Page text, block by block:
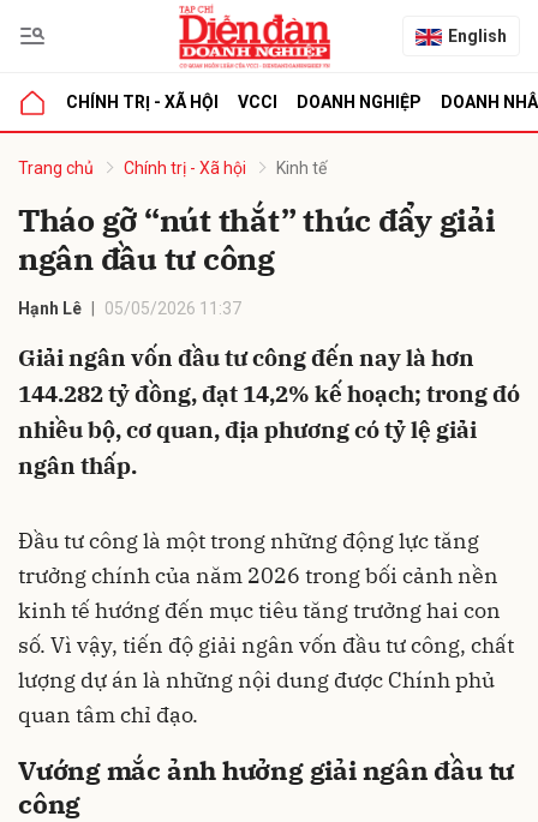
English
CHÍNH TRỊ - XÃ HỘI VCCI DOANH NGHIỆP DOANH
Trang chủ Chính trị - Xã hội Kinh tế
Tháo gỡ “nút thắt” thúc đẩy giải
ngân đầu tư công
Hạnh Lê 05/05/2026 11:37
Giải ngân vốn đầu tư công đến nay là hơn
144.282 tỷ đồng, đạt 14,2% kế hoạch; trong đó
nhiều bộ, cơ quan, địa phương có tỷ lệ giải
ngân thấp.
Đầu tư công là một trong những động lực tăng
trưởng chính của năm 2026 trong bối cảnh nền
kinh tế hướng đến mục tiêu tăng trưởng hai con
số. Vì vậy, tiến độ giải ngân vốn đầu tư công, chất
lượng dự án là những nội dung được Chính phủ
quan tâm chỉ đạo.
Vướng mắc ảnh hưởng giải ngân đầu tư
công
luận
Hủy